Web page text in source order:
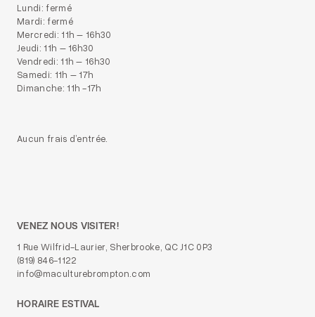
Lundi: fermé
Mardi: fermé
Mercredi: 11h – 16h30
Jeudi: 11h – 16h30
Vendredi: 11h – 16h30
Samedi: 11h – 17h
Dimanche: 11h -17h
Aucun frais d’entrée.
VENEZ NOUS VISITER!
1 Rue Wilfrid-Laurier, Sherbrooke, QC J1C 0P3
(819) 846-1122
info@maculturebrompton.com
HORAIRE ESTIVAL